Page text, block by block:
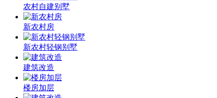
农村自建别墅
新农村房
新农村轻钢别墅
建筑改造
楼房加层